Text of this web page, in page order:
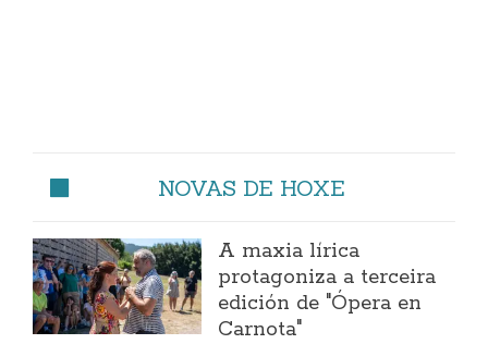
NOVAS DE HOXE
A maxia lírica
protagoniza a terceira
edición de "Ópera en
Carnota"